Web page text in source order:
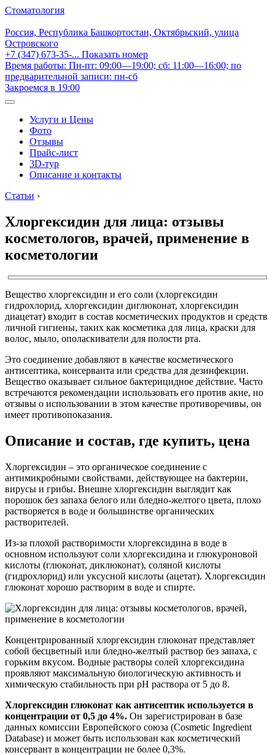
Стоматология
Россия, Республика Башкортостан, Октябрьский, улица
Островского
+7 (347) 673-35-... Показать номер
Время работы: Пн-пт: 09:00—19:00; сб: 11:00—16:00; по
предварительной записи: пн-сб
Закроемся в 19:00
Услуги и Цены
Фото
Отзывы
Прайс-лист
3D-тур
Описание и контакты
Статьи ›
Хлоргексидин для лица: отзывы
косметологов, врачей, применение в
косметологии
Вещество хлоргексидин и его соли (хлоргексидин
гидрохлорид, хлоргексидин диглюконат, хлоргексидин
диацетат) входит в состав косметических продуктов и средств
личной гигиены, таких как косметика для лица, краски для
волос, мыло, ополаскиватели для полости рта.
Это соединение добавляют в качестве косметического
антисептика, консерванта или средства для дезинфекции.
Вещество оказывает сильное бактерицидное действие. Часто
встречаются рекомендации использовать его против акне, но
отзывы о использовании в этом качестве противоречивы, он
имеет противопоказания.
Описание и состав, где купить, цена
Хлоргексидин – это органическое соединение с
антимикробными свойствами, действующее на бактерии,
вирусы и грибы. Внешне хлоргексидин выглядит как
порошок без запаха белого или бледно-желтого цвета, плохо
растворяется в воде и большинстве органических
растворителей.
Из-за плохой растворимости хлоргексидина в воде в
основном используют соли хлоргексидина и глюкуроновой
кислоты (глюконат, диклюконат), соляной кислоты
(гидрохлорид) или уксусной кислоты (ацетат). Хлоргексидин
глюконат хорошо растворим в воде и спирте.
Концентрированный хлоргексидин глюконат представляет
собой бесцветный или бледно-желтый раствор без запаха, с
горьким вкусом. Водные растворы солей хлоргексидина
проявляют максимальную биологическую активность и
химическую стабильность при рН раствора от 5 до 8.
Хлоргексидин глюконат как антисептик используется в
концентрации от 0,5 до 4%. Он зарегистрирован в базе
данных комиссии Европейского союза (Cosmetic Ingredient
Database) и может быть использован как косметический
консервант в концентрации не более 0,3%.